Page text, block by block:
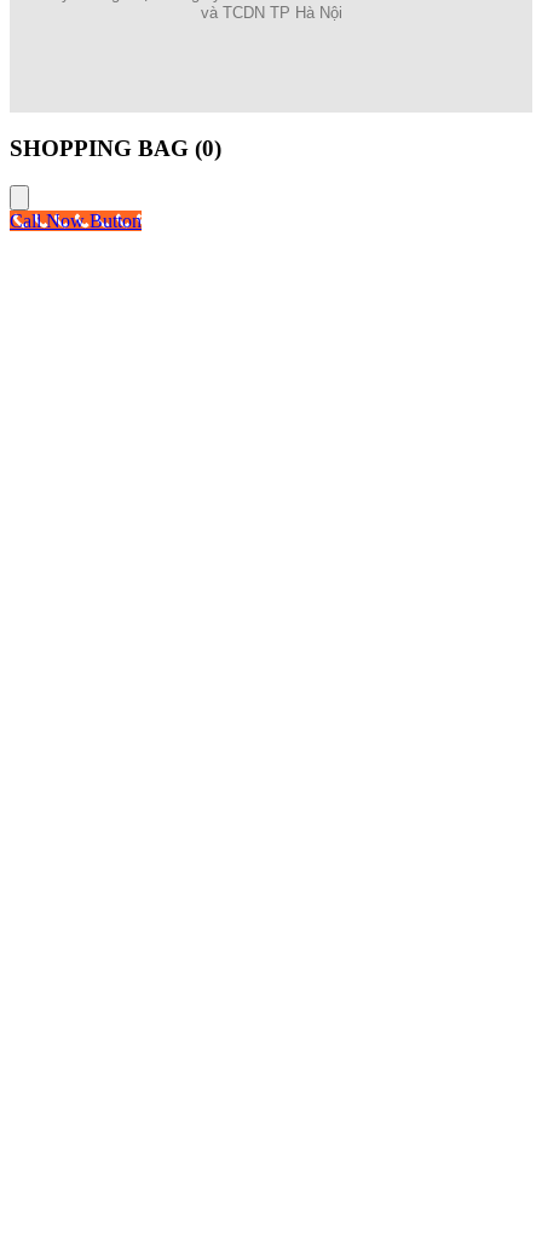
và TCDN TP Hà Nội
SHOPPING BAG (0)
Call Now Button